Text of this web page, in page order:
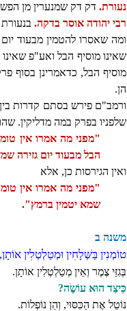
נעורת. דק דק שמנערין מן
רבי יהודה אוסר בדקה.
ומה שאסרו להטמין מבעוד
שאינו מוסיף הבל ואע"פ
מוסיף הבל, כדאמרינן בסוף
הן.
ורמב"ם פירש בסתם קדרות
שלפניו בפרק במה מדליקין.
"מפני מה אמרו אין
הבל מבעוד יום גזירה
ואין הגירסות כן, אלא
"מפני מה אמרו אין
שמא יטמין ברמץ".
משנה ב
טוֹמְנִין בַּשְּׁלָחִין וּמְטַלְטְלִין אוֹתָן,
בְּגִזֵּי צֶמֶר וְאֵין מְטַלְטְלִין אוֹתָן.
כֵּיצַד הוּא עוֹשֶֹה?
נוֹטֵל אֶת הַכִּסּוּי, וְהֵן נוֹפְלוֹת.